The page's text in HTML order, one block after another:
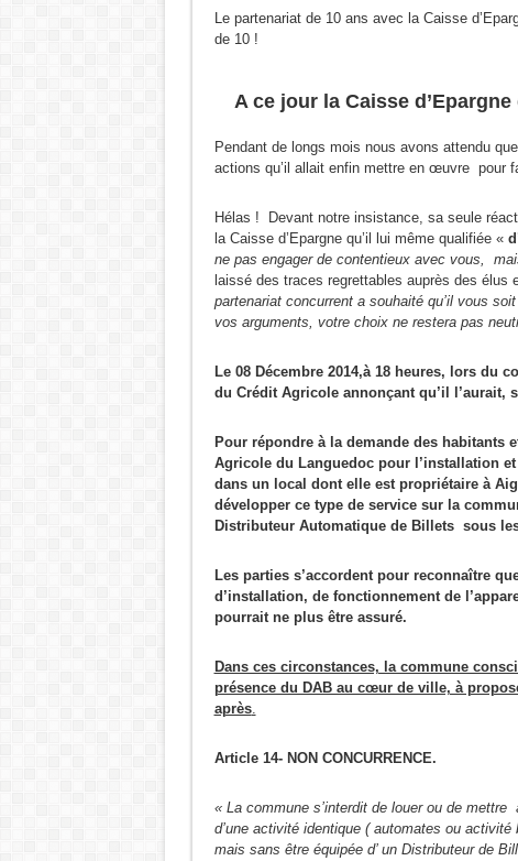
Le partenariat de 10 ans avec la Caisse
de 10 !
A ce jour la Caisse
Pendant de longs mois nous avons attendu
actions qu’il allait enfin mettre en œuvre pour
Hélas ! Devant notre insistance, sa seule
la Caisse d’Epargne qu’il lui même qualifiée «
ne pas engager de contentieux avec vous,
laissé des traces regrettables auprès des élus
partenariat concurrent a souhaité qu’il vous
vos arguments, votre choix ne restera pas
Le 08 Décembre 2014,à 18 heures, lors du
du Crédit Agricole annonçant qu’il l’aurait,
Pour répondre à la demande des habitants
Agricole du Languedoc pour l’installation
dans un local dont elle est propriétaire à
développer ce type de service sur la
Distributeur Automatique de Billets sous
Les parties s’accordent pour reconnaître
d’installation, de fonctionnement de
pourrait ne plus être assuré.
Dans ces circonstances, la commune
présence du DAB au cœur de ville, à
après.
Article 14- NON CONCURRENCE.
« La commune s’interdit de louer ou de
d’une activité identique ( automates ou
mais sans être équipée d’ un Distributeur de